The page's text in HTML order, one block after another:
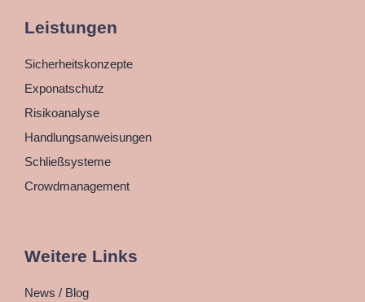
Leistungen
Sicherheitskonzepte
Exponatschutz
Risikoanalyse
Handlungsanweisungen
Schließsysteme
Crowdmanagement
Weitere Links
News / Blog